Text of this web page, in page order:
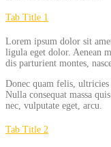
Tab Title 1
Lorem ipsum dolor sit
ligula eget dolor. Aenean
dis parturient montes,
Donec quam felis, ultricies
Nulla consequat massa
nec, vulputate eget, arcu.
Tab Title 2